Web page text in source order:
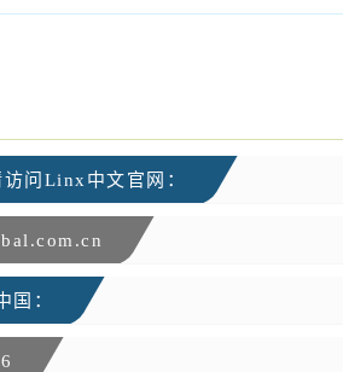
问Linx中文官网：
国：